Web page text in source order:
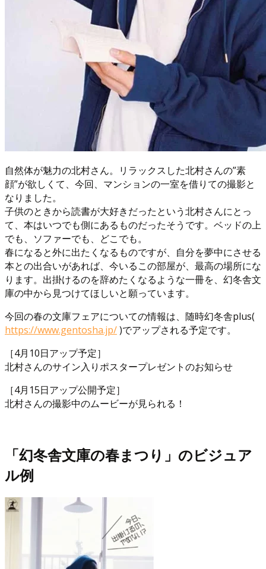
自然体が魅力の北村さん。リラックスした北村さんの”素
顔”が欲しくて、今回、マンションの一室を借りての撮影と
なりました。
子供のときから読書が大好きだったという北村さんにとっ
て、本はいつでも側にあるものだったそうです。ベッドの上
でも、ソファーでも、どこでも。
春になると外に出たくなるものですが、自分を夢中にさせる
本との出合いがあれば、今いるこの部屋が、最高の場所にな
ります。出掛けるのを辞めたくなるような一冊を、幻冬舎文
庫の中から見つけてほしいと願っています。
今回の春の文庫フェアについての情報は、随時幻冬舎plus(
https://www.gentosha.jp/)でアップされる予定です。
［4月10日アップ予定］
北村さんのサイン入りポスタープレゼントのお知らせ
［4月15日アップ公開予定］
北村さんの撮影中のムービーが見られる！
「幻冬舎文庫の春まつり」のビジュア
ル例